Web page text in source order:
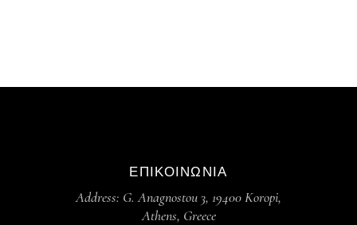
ΕΠΙΚΟΙΝΩΝΙΑ
Address: G. Anagnostou 3, 19400 Koropi,
Athens, Greece